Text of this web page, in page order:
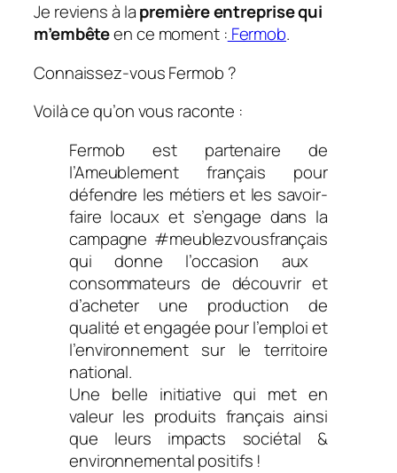
Je reviens à lapremière entreprise qui
m’embêteen ce moment : Fermob.
Connaissez-vousFermob ?
Voilà ce qu’on vous raconte :
Fermob est partenaire de
l’Ameublement français pour
défendre les métiers et les savoir-
faire locaux et s’engage dans la
campagne #meublezvousfrançais
qui donne l’occasion aux
consommateurs de découvrir et
d’acheter une production de
qualité et engagée pour l’emploi et
l’environnement sur le territoire
national.
Une belle initiative qui met en
valeur les produits français ainsi
que leurs impacts sociétal &
environnemental positifs !